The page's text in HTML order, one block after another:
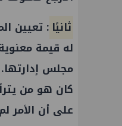
ثانيًا : تعيين
له قيمة
مجلس
كان هو من
على أن الأمر